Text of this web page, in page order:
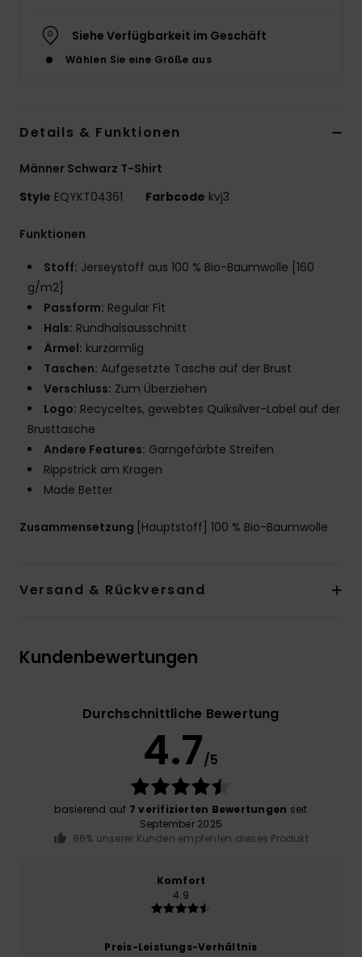
Siehe Verfügbarkeit im Geschäft
Wählen Sie eine Größe aus
Details & Funktionen
Männer Schwarz T-Shirt
Style EQYKT04361 Farbcode kvj3
Funktionen
Stoff: Jerseystoff aus 100 % Bio-Baumwolle [160
g/m2]
Passform: Regular Fit
Hals: Rundhalsausschnitt
Ärmel: kurzärmlig
Taschen: Aufgesetzte Tasche auf der Brust
Verschluss: Zum Überziehen
Logo: Recyceltes, gewebtes Quiksilver-Label auf der
Brusttasche
Andere Features: Garngefärbte Streifen
Rippstrick am Kragen
Made Better
Zusammensetzung [Hauptstoff] 100 % Bio-Baumwolle
Versand & Rückversand
Kundenbewertungen
Durchschnittliche Bewertung
4.7/5
basierend auf 7 verifizierten Bewertungen seit
September 2025
86% unserer Kunden empfehlen dieses Produkt
Komfort
4.9
Preis-Leistungs-Verhältnis